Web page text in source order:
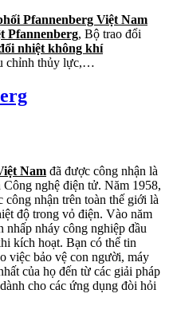
Pfannenberg Việt Nam
Pfannenberg, Bộ trao đổi
nhiệt không khí
chỉnh thủy lực,…
Nam đã được công nhận là
nghệ điện tử. Năm 1958,
nhận trên toàn thế giới là
độ trong vỏ điện. Vào năm
nhấp nháy công nghiệp đầu
kích hoạt. Bạn có thể tin
việc bảo vệ con người, máy
của họ đến từ các giải pháp
cho các ứng dụng đòi hỏi